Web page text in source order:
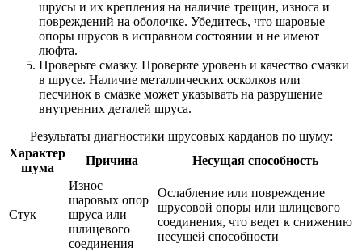
шрусы и их крепления на наличие трещин, износа и
повреждений на оболочке. Убедитесь, что шаровые
опоры шрусов в исправном состоянии и не имеют
люфта.
Проверьте смазку. Проверьте уровень и качество смазки
в шрусе. Наличие металлических осколков или
песчинок в смазке может указывать на разрушение
внутренних деталей шруса.
Результаты диагностики шрусовых карданов по шуму:
Характер
шума
Причина Несущая способность
Стук
Износ
шаровых опор
шруса или
шлицевого
соединения
Ослабление или повреждение
шрусовой опоры или шлицевого
соединения, что ведет к снижению
несущей способности